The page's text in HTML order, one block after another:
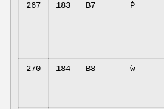
267 183 B7 Ṗ
270 184 B8 ẁ